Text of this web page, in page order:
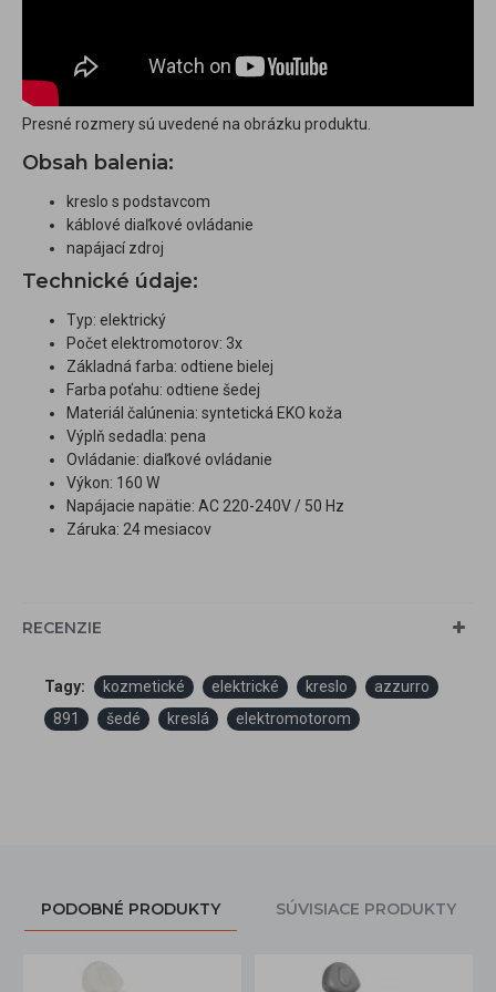
Presné rozmery sú uvedené na obrázku produktu.
Obsah balenia:
kreslo s podstavcom
káblové diaľkové ovládanie
napájací zdroj
Technické údaje:
Typ: elektrický
Počet elektromotorov: 3x
Základná farba: odtiene bielej
Farba poťahu: odtiene šedej
Materiál čalúnenia: syntetická EKO koža
Výplň sedadla: pena
Ovládanie: diaľkové ovládanie
Výkon: 160 W
Napájacie napätie: AC 220-240V / 50 Hz
Záruka: 24 mesiacov
RECENZIE
Tagy: kozmetické elektrické kreslo
azzurro
891
šedé kreslá elektromotorom
PODOBNÉ PRODUKTY SÚVISIACE PRODUKTY